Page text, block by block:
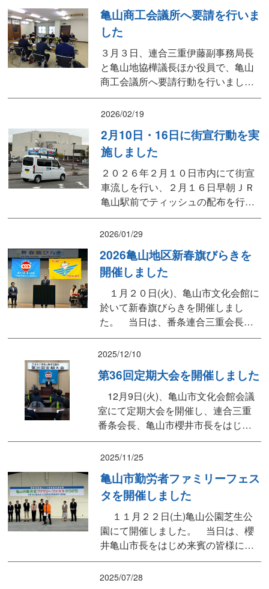
働く仲間が安心して働けて暮らしや
すい社会の実現に向けて取り組むこ
とを確認しました。 また、今回も
三事業団体の皆様には、抽選会の景...
亀山商工会議所へ要請を行いま
した
３月３日、連合三重伊藤副事務局長
と亀山地協樺議長ほか役員で、亀山
商工会議所へ要請行動を行いまし
た。亀山のはたらく仲間のために意
見交換を行い有意義な時間となりま
2026/02/19
2月10日・16日に街宣行動を実
施しました
２０２６年２月１０日市内にて街宣
車流しを行い、２月１６日早朝ＪＲ
亀山駅前でティッシュの配布を行い
ました。
2026/01/29
2026亀山地区新春旗びらきを
開催しました
１月２０日(火)、亀山市文化会館に
於いて新春旗びらきを開催しまし
た。 当日は、番条連合三重会長、
櫻井亀山市長、はじめ多くの来賓の
皆様にご臨席を賜り、組合員の皆さ
うちに終了しました。 また、恒例
の抽選会には国民共済COOP、住宅
生協、東海労金の各事業団体様よ
り、景品のご提供をいただきまし...
2025/12/10
第36回定期大会を開催しました
12月9日(火)、亀山市文化会館会議
室にて定期大会を開催し、連合三重
番条会長、亀山市櫻井市長をはじめ
来賓の皆さまにご臨席いただきまし
た。 大会では、審議議案はすべて
終了いたしました。 新役員体制と
なり、第３７期がはじまります。今
後も加盟単組の皆さまと団結して活
動の拡充と充実を図ってまい...
2025/11/25
亀山市勤労者ファミリーフェス
タを開催しました
１１月２２日(土)亀山公園芝生公
園にて開催しました。 当日は、櫻
井亀山市長をはじめ来賓の皆様にも
ご臨席いただきました。 会場で
は、焼きそば・唐揚げ・みそ焼きう
2025/07/28